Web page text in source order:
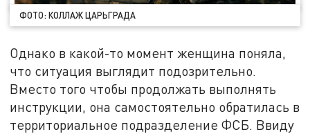
ФОТО: КОЛЛАЖ ЦАРЬГРАДА
Однако в какой-то момент женщина поняла,
что ситуация выглядит подозрительно.
Вместо того чтобы продолжать выполнять
инструкции, она самостоятельно обратилась в
территориальное подразделение ФСБ. Ввиду